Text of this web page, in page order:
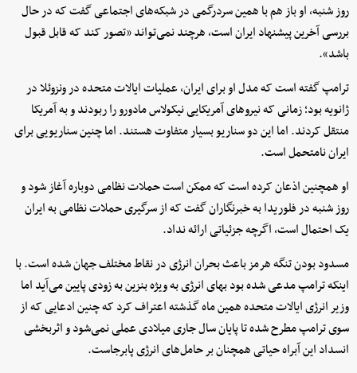
روز شنبه، او باز هم با همین سردرگمی در شبکه‌های اجتماعی گفت که در حال
بررسی آخرین پیشنهاد ایران است، هرچند نمی‌تواند «تصور کند که قابل قبول
باشد».
ترامپ گفته است که مدل او برای ایران، عملیات ایالات متحده در ونزوئلا در
ژانویه بود؛ زمانی که نیروهای آمریکایی نیکولاس مادورو را ربودند و به آمریکا
منتقل کردند. اما این دو سناریو بسیار متفاوت هستند. اما چنین سناریویی برای
ایران نامتحمل است.
او همچنین اذعان کرده است که ممکن است حملات نظامی دوباره آغاز شود و
روز شنبه در فلوریدا به خبرنگاران گفت که از سرگیری حملات نظامی به ایران
یک احتمال است، اگرچه جزئیاتی ارائه نداد.
مسدود بودن تنگه هرمز باعث بحران انرژی در نقاط مختلف جهان شده است. با
اینکه ترامپ مدعی شده بود بهای انرژی به ویژه بنزین به زودی پایین می‌آید اما
وزیر انرژی ایالات متحده همین ماه گذشته اعتراف کرد که چنین ادعایی که از
سوی ترامپ مطرح شده تا پایان سال جاری میلادی عملی نمی‌شود و اثربخشی
انسداد این آبراه حیاتی همچنان بر حامل‌های انرژی پابرجاست.